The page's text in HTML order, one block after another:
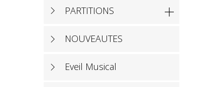
PARTITIONS 
NOUVEAUTES
Eveil Musical